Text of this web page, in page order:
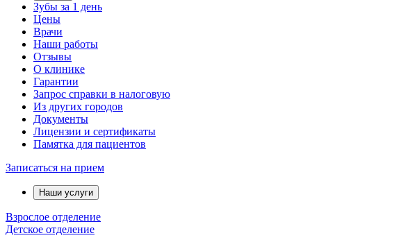
Зубы за 1 день
Цены
Врачи
Наши работы
Отзывы
О клинике
Гарантии
Запрос справки в налоговую
Из других городов
Документы
Лицензии и сертификаты
Памятка для пациентов
Записаться на прием
Наши услуги
Взрослое отделение
Детское отделение